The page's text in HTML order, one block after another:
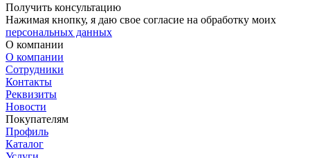
Получить консультацию
Нажимая кнопку, я даю свое согласие на обработку моих
персональных данных
О компании
О компании
Сотрудники
Контакты
Реквизиты
Новости
Покупателям
Профиль
Каталог